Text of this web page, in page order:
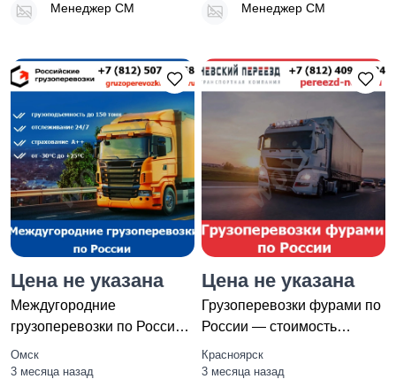
Менеджер СМ Менеджер СМ
Цена не указана
Междугородние
грузоперевозки по России -
тарифы и цены
транспортной ко
Омск
3 месяца назад
Цена не указана
Грузоперевозки фурами по
России — стоимость
перевозки фурами от
трансп
Красноярск
3 месяца назад